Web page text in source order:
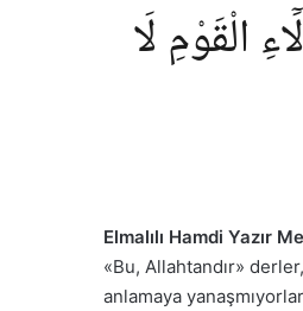
الْقَوْمِ لَا
Elmalılı Hamdi Yazır
«Bu, Allahtandır»
anlamaya